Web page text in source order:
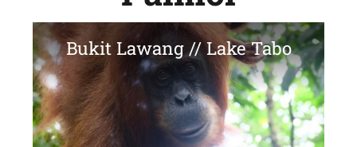
Bukit Lawang // Lake Tabo